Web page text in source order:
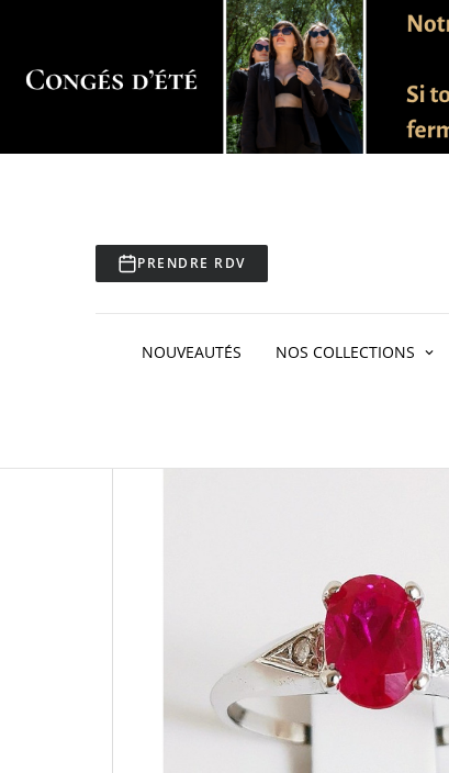
PRENDRE RDV
NOUVEAUTÉS NOS COLLECTIONS
Accueil Bagues Bagues pierres Bague